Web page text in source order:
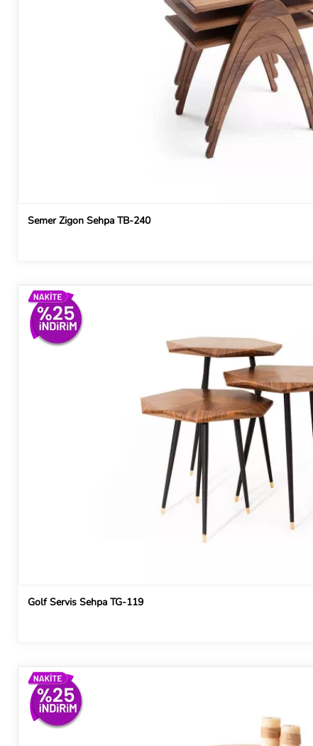
Semer Zigon Sehpa TB-240
Golf Servis Sehpa TG-119